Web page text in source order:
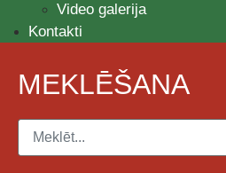
Video galerija
Kontakti
MEKLĒŠANA